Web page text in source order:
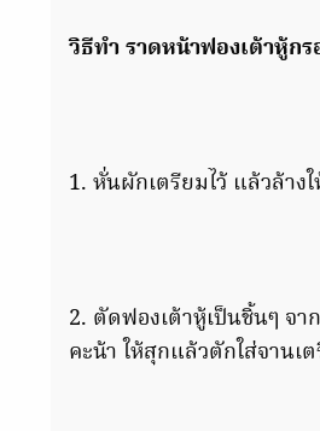
วิธีทำ ราดหน้าฟองเต้าหู้กร
1. หั่นผักเตรียมไว้ แล้วล้าง
2. ตัดฟองเต้าหู้เป็นชิ้นๆ จ
คะน้า ให้สุกแล้วตักใส่จานเ